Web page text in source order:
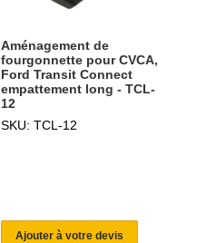
Aménagement de
fourgonnette pour CVCA,
Ford Transit Connect
empattement long - TCL-
12
SKU: TCL-12
Ajouter à votre devis